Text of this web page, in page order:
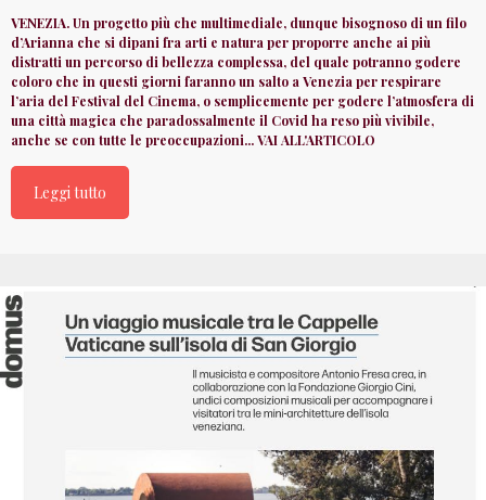
VENEZIA. Un progetto più che multimediale, dunque bisognoso di un filo
d’Arianna che si dipani fra arti e natura per proporre anche ai più
distratti un percorso di bellezza complessa, del quale potranno godere
coloro che in questi giorni faranno un salto a Venezia per respirare
l’aria del Festival del Cinema, o semplicemente per godere l’atmosfera di
una città magica che paradossalmente il Covid ha reso più vivibile,
anche se con tutte le preoccupazioni... VAI ALL'ARTICOLO
Leggi tutto